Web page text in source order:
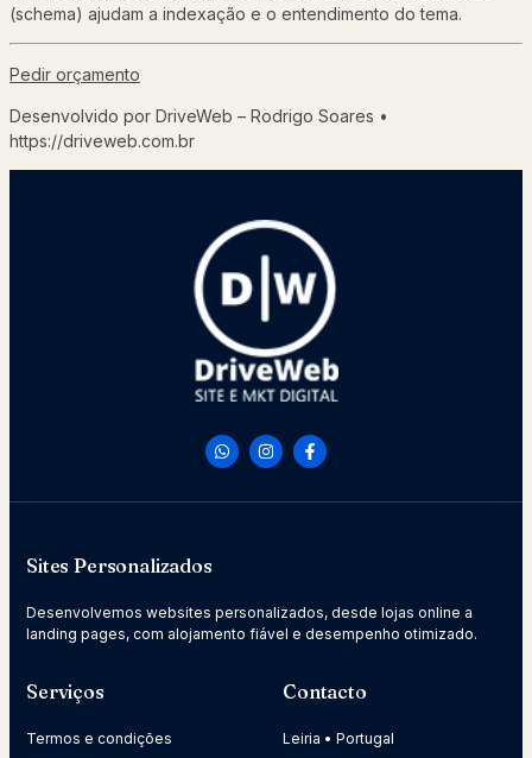
(schema) ajudam a indexação e o entendimento do tema.
Pedir orçamento
Desenvolvido por DriveWeb – Rodrigo Soares •
https://driveweb.com.br
Sites Personalizados
Desenvolvemos websites personalizados, desde lojas online a
landing pages, com alojamento fiável e desempenho otimizado.
Serviços
Termos e condições
Contacto
Leiria • Portugal